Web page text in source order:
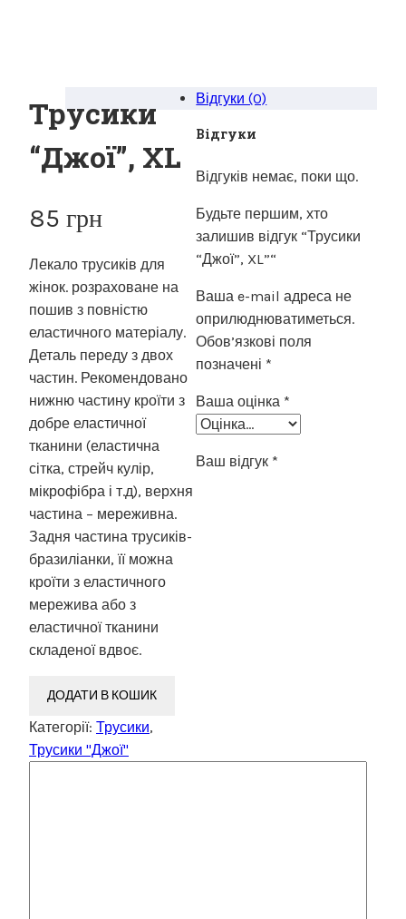
Трусики
“Джої”, XL
85 грн
Лекало трусиків для
жінок. розраховане на
пошив з повністю
еластичного матеріалу.
Деталь переду з двох
частин. Рекомендовано
нижню частину кроїти з
добре еластичної
тканини (еластична
сітка, стрейч кулір,
мікрофібра і т.д), верхня
частина – мереживна.
Задня частина трусиків-
бразиліанки, її можна
кроїти з еластичного
мережива або з
еластичної тканини
складеної вдвоє.
ДОДАТИ В КОШИК
Категорії: Трусики,
Трусики "Джої"
Відгуки (0)
Відгуки
Відгуків немає, поки що.
Будьте першим, хто
залишив відгук “Трусики
“Джої”, XL”“
Ваша e-mail адреса не
оприлюднюватиметься.
Обов’язкові поля
позначені *
Ваша оцінка *
Ваш відгук *